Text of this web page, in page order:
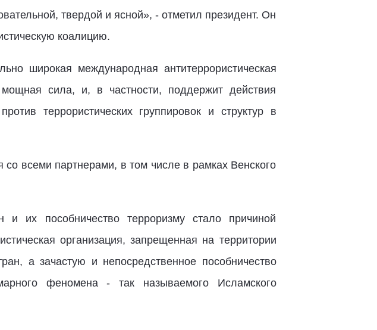
твердой и ясной», - отметил президент. Он
коалицию.
широкая международная антитеррористическая
сила, и, в частности, поддержит действия
террористических группировок и структур в
всеми партнерами, в том числе в рамках Венского
их пособничество терроризму стало причиной
организация, запрещенная на территории
а зачастую и непосредственное пособничество
феномена - так называемого Исламского